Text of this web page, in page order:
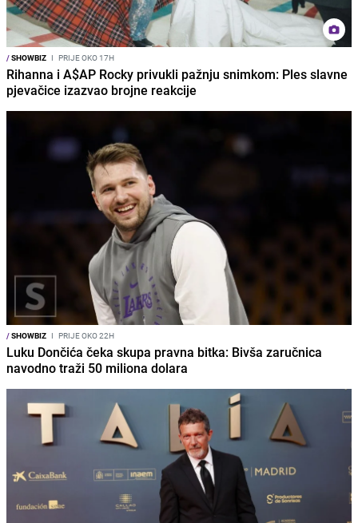
/SHOWBIZ I PRIJE OKO 17H
Rihanna i A$AP Rocky privukli pažnju snimkom: Ples slavne
pjevačice izazvao brojne reakcije
/SHOWBIZ I PRIJE OKO 22H
Luku Dončića čeka skupa pravna bitka: Bivša zaručnica
navodno traži 50 miliona dolara